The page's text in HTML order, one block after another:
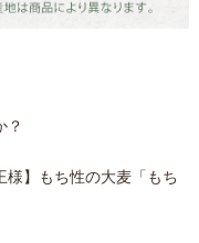
？
様】もち性の大麦「もち